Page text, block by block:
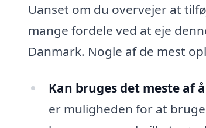
Uanset om du overvejer at
mange fordele ved at eje
Danmark. Nogle af de mest
Kan bruges det meste af
er muligheden for at